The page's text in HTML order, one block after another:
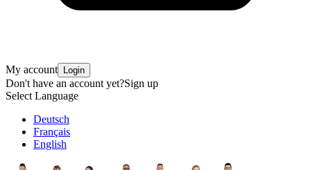
My account Login
Don't have an account yet?Sign up
Select Language
Deutsch
Français
English